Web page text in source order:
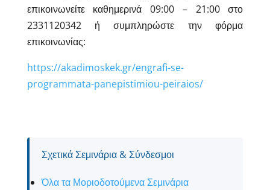
επικοινωνείτε καθημερινά 09:00 – 21:00 στο
2331120342 ή συμπληρώστε την φόρμα
επικοινωνίας:
https://akadimoskek.gr/engrafi-se-
programmata-panepistimiou-peiraios/
Σχετικά Σεμινάρια & Σύνδεσμοι
Όλα τα Μοριοδοτούμενα Σεμινάρια